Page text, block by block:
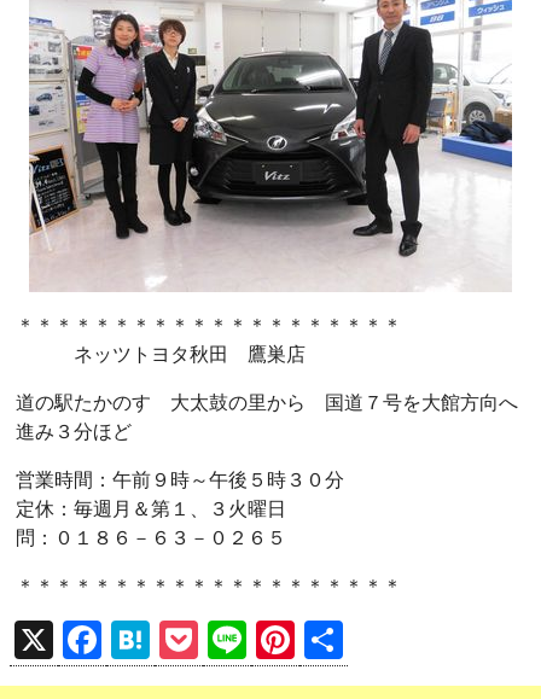
＊＊＊＊＊＊＊＊＊＊＊＊＊＊＊＊＊＊＊＊
ネッツトヨタ秋田 鷹巣店
道の駅たかのす 大太鼓の里から 国道７号を大館方向へ
進み３分ほど
営業時間：午前９時～午後５時３０分
定休：毎週月＆第１、３火曜日
問：０１８６－６３－０２６５
＊＊＊＊＊＊＊＊＊＊＊＊＊＊＊＊＊＊＊＊
X
F
a
H
at
P
o
Li
n
Pi
nt 有